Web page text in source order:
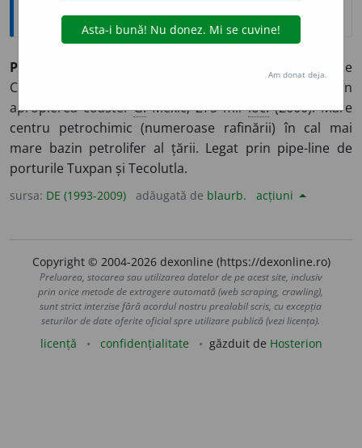
Enciclopedice
POZA RICA DE HIDALGO,
oraș în E Mexicului, la NE de
Ciudad de Mexico și la 193 km S de Tampico, în
apropierea coasteiG.Mexic; 275 miiloc.(2000). Mare
centru petrochimic (numeroase rafinării) în cal mai
mare bazin petrolifer al țării. Legat prin pipe-line de
porturile Tuxpan și Tecolutla.
sursa: DE (1993-2009) adăugată de blaurb. acțiuni
Copyright © 2004-2026 dexonline (https://dexonline.ro)
Preluarea, stocarea sau utilizarea datelor de pe acest site, inclusiv
prin orice metode de extragere automată (web scraping, crawling),
sunt strict interzise fără acordul nostru prealabil scris, cu excepția
seturilor de date oferite oficial spre utilizare publică (vezi licența).
licență confidențialitate găzduit de Hosterion
Am donat deja.